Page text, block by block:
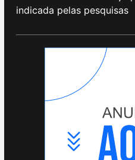
indicada pelas pesquisas